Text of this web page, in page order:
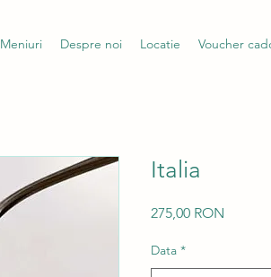
Meniuri Despre noi Locatie Voucher
Italia
275,00 RON
Data *